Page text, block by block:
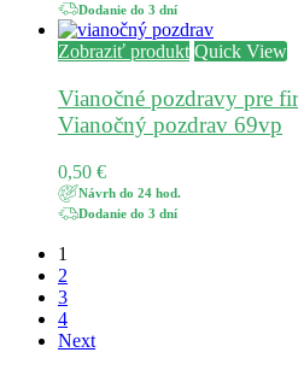
Dodanie do 3 dní
Zobraziť produkt Quick View
Vianočné pozdravy pre
Vianočný pozdrav 69vp
0,50 €
Návrh do 24 hod.
Dodanie do 3 dní
1
2
3
4
Next